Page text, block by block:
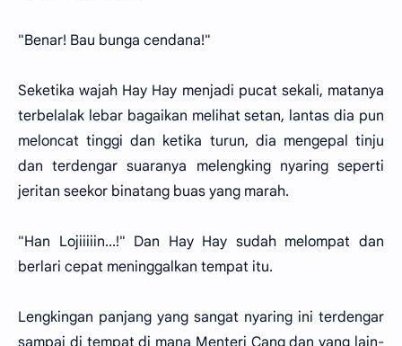
"Benar! Bau bunga cendana!"
Seketika wajah Hay Hay menjadi pucat sekali, matanya
terbelalak lebar bagaikan melihat setan, lantas dia pun
meloncat tinggi dan ketika turun, dia mengepal tinju
dan terdengar suaranya melengking nyaring seperti
jeritan seekor binatang buas yang marah.
"Han Lojiiiiin...!" Dan Hay Hay sudah melompat dan
berlari cepat meninggalkan tempat itu.
Lengkingan panjang yang sangat nyaring ini terdengar
sampai di tempat di mana Menteri Cang dan yang lain-